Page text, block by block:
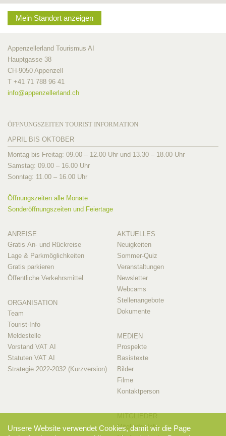
Mein Standort anzeigen
Appenzellerland Tourismus AI
Hauptgasse 38
CH-9050 Appenzell
T +41 71 788 96 41
info@appenzellerland.ch
ÖFFNUNGSZEITEN TOURIST INFORMATION
APRIL BIS OKTOBER
Montag bis Freitag: 09.00 – 12.00 Uhr und 13.30 – 18.00 Uhr
Samstag: 09.00 – 16.00 Uhr
Sonntag: 11.00 – 16.00 Uhr
Öffnungszeiten alle Monate
Sonderöffnungszeiten und Feiertage
ANREISE
Gratis An- und Rückreise
Lage & Parkmöglichkeiten
Gratis parkieren
Öffentliche Verkehrsmittel
ORGANISATION
Team
Tourist-Info
Meldestelle
Vorstand VAT AI
Statuten VAT AI
Strategie 2022-2032 (Kurzversion)
AKTUELLES
Neuigkeiten
Sommer-Quiz
Veranstaltungen
Newsletter
Webcams
Stellenangebote
Dokumente
MEDIEN
Prospekte
Basistexte
Bilder
Filme
Kontaktperson
Mitglieder-Info
Unsere Website verwendet Cookies, damit wir die Page